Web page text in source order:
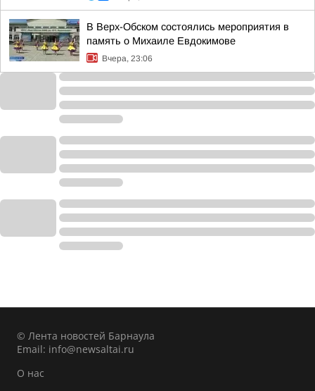
В Верх-Обском состоялись мероприятия в
память о Михаиле Евдокимове
Вчера, 23:06
© Лента новостей Барнаула
Email: info@newsaltai.ru
О нас